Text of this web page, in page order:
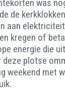
was
de
aan
kregen of
energie die
plotse
weekend met